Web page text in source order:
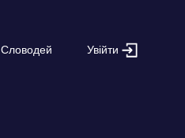
Словодей Увійти